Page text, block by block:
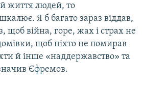
життя людей, то
Я б багато зараз віддав,
щоб війна, горе, жах і страх не
щоб ніхто не помирав
й інше «наддержавство» та
Єфремов.